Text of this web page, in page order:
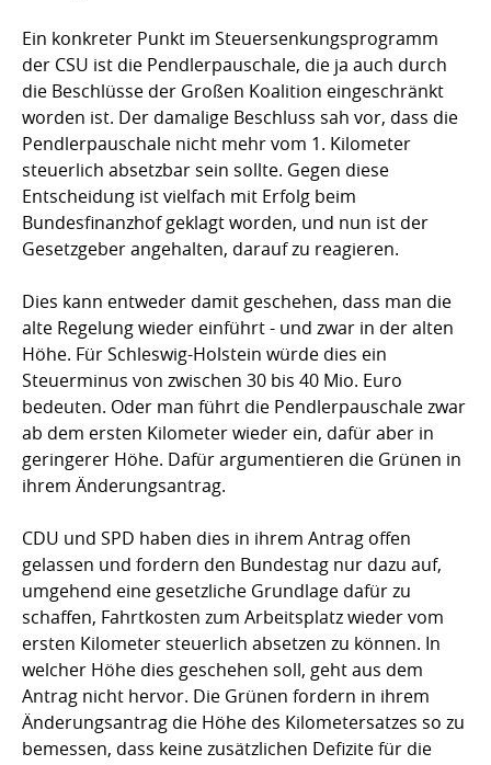
Ein konkreter Punkt im Steuersenkungsprogramm
der CSU ist die Pendlerpauschale, die ja auch durch
die Beschlüsse der Großen Koalition eingeschränkt
worden ist. Der damalige Beschluss sah vor, dass die
Pendlerpauschale nicht mehr vom 1. Kilometer
steuerlich absetzbar sein sollte. Gegen diese
Entscheidung ist vielfach mit Erfolg beim
Bundesfinanzhof geklagt worden, und nun ist der
Gesetzgeber angehalten, darauf zu reagieren.
Dies kann entweder damit geschehen, dass man die
alte Regelung wieder einführt - und zwar in der alten
Höhe. Für Schleswig-Holstein würde dies ein
Steuerminus von zwischen 30 bis 40 Mio. Euro
bedeuten. Oder man führt die Pendlerpauschale zwar
ab dem ersten Kilometer wieder ein, dafür aber in
geringerer Höhe. Dafür argumentieren die Grünen in
ihrem Änderungsantrag.
CDU und SPD haben dies in ihrem Antrag offen
gelassen und fordern den Bundestag nur dazu auf,
umgehend eine gesetzliche Grundlage dafür zu
schaffen, Fahrtkosten zum Arbeitsplatz wieder vom
ersten Kilometer steuerlich absetzen zu können. In
welcher Höhe dies geschehen soll, geht aus dem
Antrag nicht hervor. Die Grünen fordern in ihrem
Änderungsantrag die Höhe des Kilometersatzes so zu
bemessen, dass keine zusätzlichen Defizite für die